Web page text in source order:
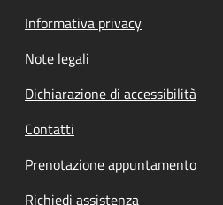
Informativa privacy
Note legali
Dichiarazione di accessibilità
Contatti
Prenotazione appuntamento
Richiedi assistenza